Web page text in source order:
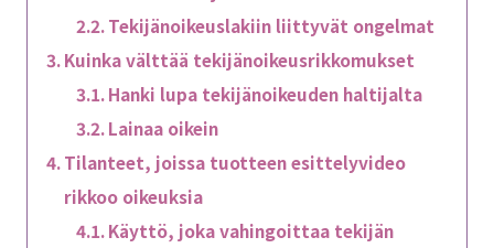
Tekijänoikeuslakiin liittyvät ongelmat
Kuinka välttää tekijänoikeusrikkomukset
Hanki lupa tekijänoikeuden haltijalta
Lainaa oikein
Tilanteet, joissa tuotteen esittelyvideo
rikkoo oikeuksia
Käyttö, joka vahingoittaa tekijän